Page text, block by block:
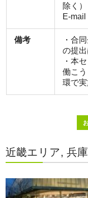
除く）
E-
備考
・合
の提出
・本
働こ
環で実
近畿エリア, 兵